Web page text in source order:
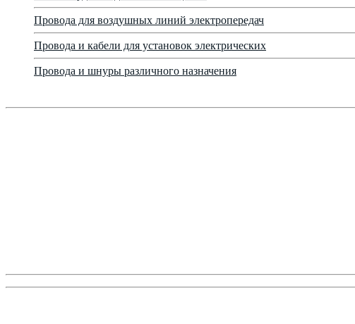
Провода для воздушных линий электропередач
Провода и кабели для установок электрических
Провода и шнуры различного назначения